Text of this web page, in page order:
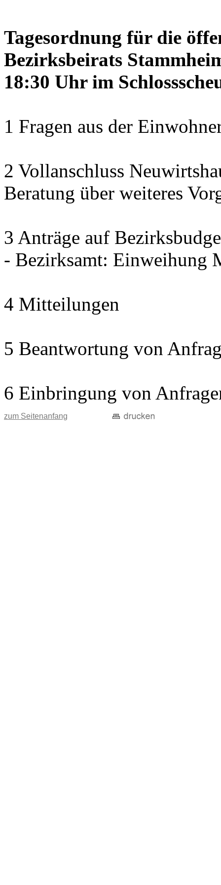
Tagesordnung für die
Bezirksbeirats
18:30 Uhr im
1 Fragen aus der
2 Vollanschluss
Beratung über weiteres
3 Anträge auf
- Bezirksamt: Einweihung
4 Mitteilungen
5 Beantwortung von
6 Einbringung von
zum Seitenanfang